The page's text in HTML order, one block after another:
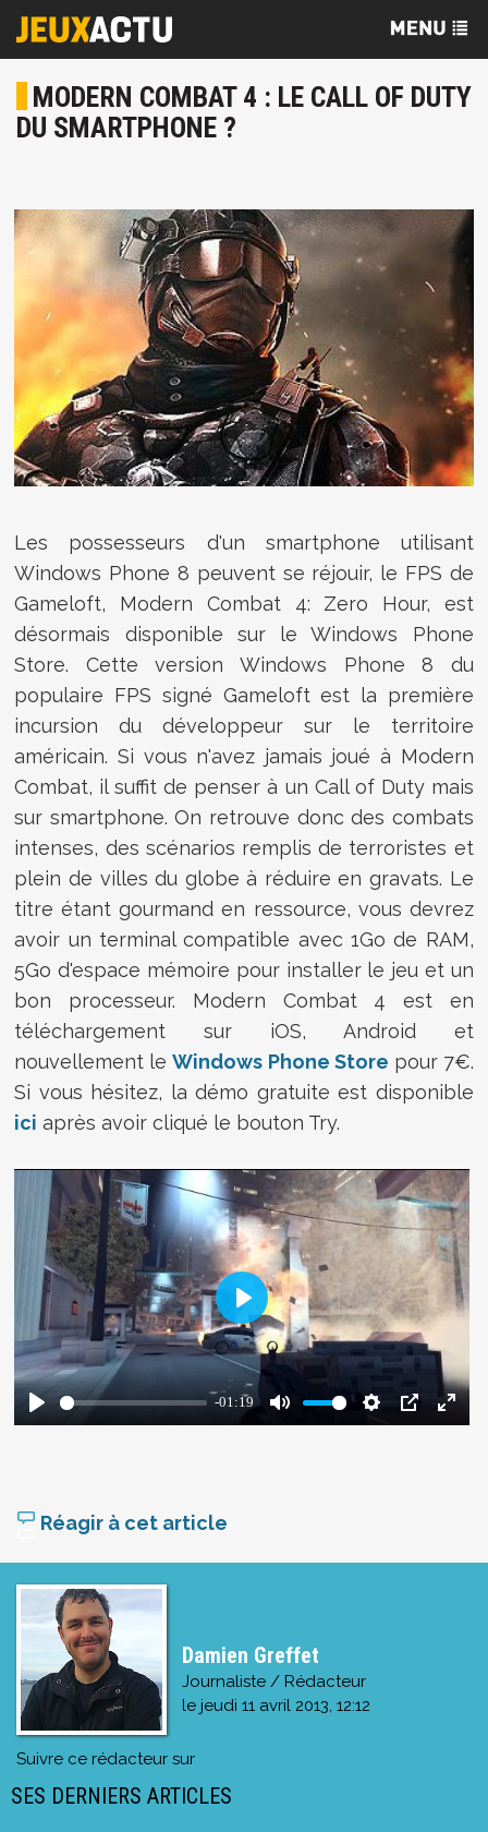
MODERN COMBAT 4 : LE CALL OF DUTY
DU SMARTPHONE ?
Les possesseurs d'un smartphone utilisant
Windows Phone 8 peuvent se réjouir, le FPS de
Gameloft, Modern Combat 4: Zero Hour, est
désormais disponible sur le Windows Phone
Store. Cette version Windows Phone 8 du
populaire FPS signé Gameloft est la première
incursion du développeur sur le territoire
américain. Si vous n'avez jamais joué à Modern
Combat, il suffit de penser à un Call of Duty mais
sur smartphone. On retrouve donc des combats
intenses, des scénarios remplis de terroristes et
plein de villes du globe à réduire en gravats. Le
titre étant gourmand en ressource, vous devrez
avoir un terminal compatible avec 1Go de RAM,
5Go d'espace mémoire pour installer le jeu et un
bon processeur. Modern Combat 4 est en
téléchargement sur iOS, Android et
nouvellement leWindows Phone Store pour 7€.
Si vous hésitez, la démo gratuite est disponible
ici après avoir cliqué le bouton Try.
Réagir à cet article
Damien Greffet
Journaliste / Rédacteur
le jeudi 11 avril 2013, 12:12
Suivre ce rédacteur sur
SES DERNIERS ARTICLES